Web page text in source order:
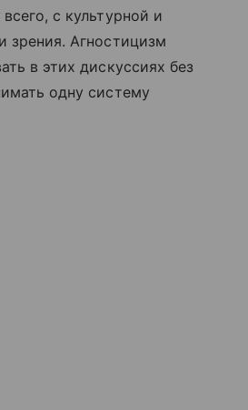
с культурной и
зрения. Агностицизм
в этих дискуссиях без
одну систему